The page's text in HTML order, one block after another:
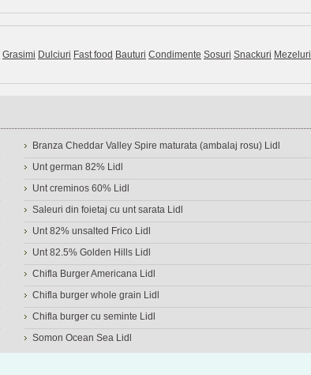
Grasimi Dulciuri Fast food Bauturi Condimente Sosuri Snackuri Mezeluri
Branza Cheddar Valley Spire maturata (ambalaj rosu) Lidl
Unt german 82% Lidl
Unt creminos 60% Lidl
Saleuri din foietaj cu unt sarata Lidl
Unt 82% unsalted Frico Lidl
Unt 82.5% Golden Hills Lidl
Chifla Burger Americana Lidl
Chifla burger whole grain Lidl
Chifla burger cu seminte Lidl
Somon Ocean Sea Lidl